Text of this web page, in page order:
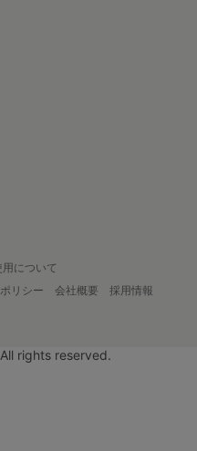
について
リシー 会社概要
採用情報
rights reserved.